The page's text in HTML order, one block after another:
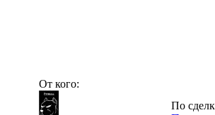
От кого:
По